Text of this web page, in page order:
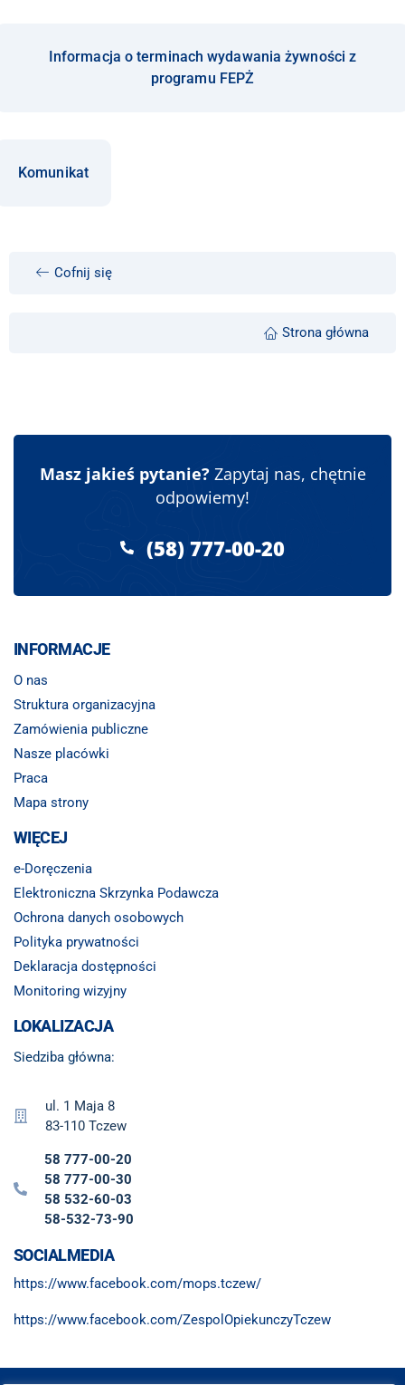
Informacja o terminach wydawania żywności z
programu FEPŻ
Komunikat
Cofnij się
Strona główna
Masz jakieś pytanie?Zapytaj nas, chętnie
odpowiemy!
(58) 777-00-20
INFORMACJE
O nas
Struktura organizacyjna
Zamówienia publiczne
Nasze placówki
Praca
Mapa strony
WIĘCEJ
e-Doręczenia
Elektroniczna Skrzynka Podawcza
Ochrona danych osobowych
Polityka prywatności
Deklaracja dostępności
Monitoring wizyjny
LOKALIZACJA
Siedziba główna:
ul. 1 Maja 8
83-110 Tczew
58 777-00-20
58 777-00-30
58 532-60-03
58-532-73-90
SOCIALMEDIA
https://www.facebook.com/mops.tczew/
https://www.facebook.com/ZespolOpiekunczyTczew